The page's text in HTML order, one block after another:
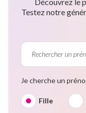
Testez notre
Je cherche un
Fille